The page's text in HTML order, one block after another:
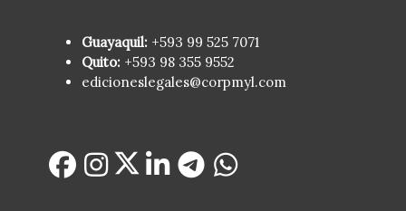
Guayaquil: +593 99 525 7071
Quito: +593 98 355 9552
edicioneslegales@corpmyl.com